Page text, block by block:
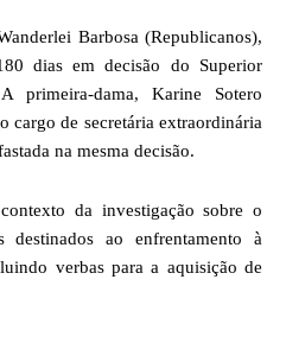
Barbosa (Republicanos),
dias em decisão do Superior
primeira-dama, Karine Sotero
cargo de secretária extraordinária
na mesma decisão.
da investigação sobre o
destinados ao enfrentamento à
verbas para a aquisição de